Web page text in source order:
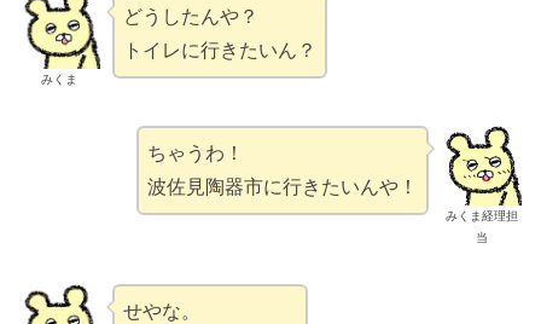
みくま
どうしたんや？
トイレに行きたいん？
みくま経理担
当
ちゃうわ！
波佐見陶器市に行きたいんや！
せやな。